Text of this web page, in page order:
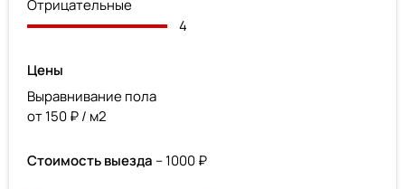
Отрицательные
4
Цены
Выравнивание пола
от 150 ₽ / м2
Стоимость выезда – 1000 ₽